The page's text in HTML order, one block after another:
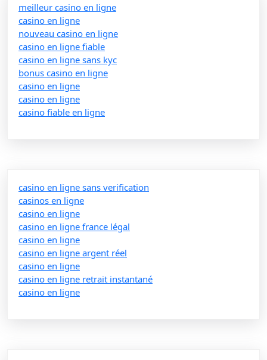
meilleur casino en ligne
casino en ligne
nouveau casino en ligne
casino en ligne fiable
casino en ligne sans kyc
bonus casino en ligne
casino en ligne
casino en ligne
casino fiable en ligne
casino en ligne sans verification
casinos en ligne
casino en ligne
casino en ligne france légal
casino en ligne
casino en ligne argent réel
casino en ligne
casino en ligne retrait instantané
casino en ligne